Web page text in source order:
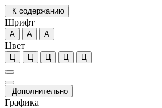
К содержанию
Шрифт
А А А
Цвет
Ц Ц Ц Ц Ц
Дополнительно
Графика